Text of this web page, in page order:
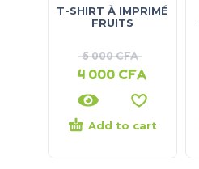
T-SHIRT À IMPRIMÉ
FRUITS
5 000CFA
4 000 CFA
Add to cart